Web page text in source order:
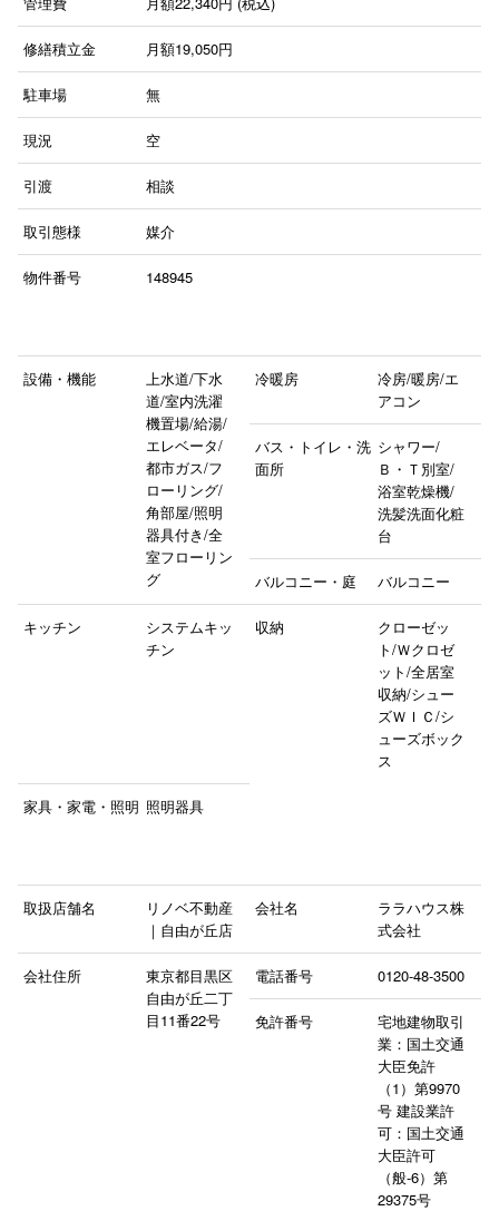
修繕積立金 月額19,050円
駐車場 無
現況 空
引渡 相談
取引態様 媒介
物件番号 148945
設備・機能
上水道/下水
道/室内洗濯
機置場/給湯/
エレベータ/
都市ガス/フ
ローリング/
角部屋/照明
器具付き/全
室フローリン
グ
冷暖房
冷房/暖房/エ
アコン
バス・トイレ・洗
面所
シャワー/
Ｂ・Ｔ別室/
浴室乾燥機/
洗髪洗面化粧
台
バルコニー・庭 バルコニー
キッチン
システムキッ
チン
収納
クローゼッ
ト/Ｗクロゼ
ット/全居室
収納/シュー
ズＷＩＣ/シ
ューズボック
ス
家具・家電・照明 照明器具
取扱店舗名
リノベ不動産
｜自由が丘店
会社名
ララハウス株
式会社
会社住所
東京都目黒区
自由が丘二丁
目11番22号
電話番号 0120-48-3500
免許番号
宅地建物取引
業：国土交通
大臣免許
（1）第9970
号 建設業許
可：国土交通
大臣許可
（般-6）第
29375号